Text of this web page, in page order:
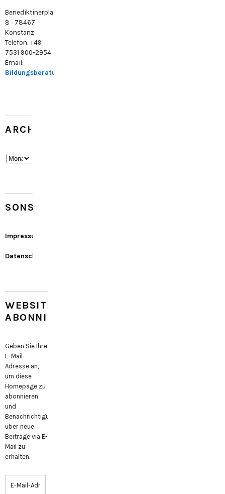
Benediktinerplatz
8 · 78467
Konstanz
Telefon: +49
7531 900-2954
Email:
Bildungsberatung@konstanz.de
ARCHIV
Archiv
SONSTIGES
Impressum
Datenschutz
WEBSITE
ABONNIEREN
Geben Sie Ihre
E-Mail-
Adresse an,
um diese
Homepage zu
abonnieren
und
Benachrichtigungen
über neue
Beiträge via E-
Mail zu
erhalten.